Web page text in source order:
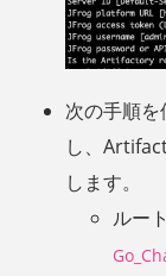
次の手順を
し、
します。
ルー